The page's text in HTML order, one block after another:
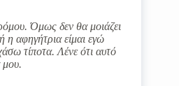
Όμως δεν θα μοιάζει
η αφηγήτρια είμαι εγώ
τίποτα. Λένε ότι αυτό
μου.